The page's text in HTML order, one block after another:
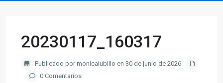
20230117_160317
Publicado por monicalubillo en 30 de junio de 2026
0 Comentarios